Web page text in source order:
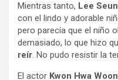
Mientras tanto, Lee
con el lindo y adorable
pero parecía que el niño
demasiado, lo que hizo
reír. No pudo resistir la
El actor Kwon Hwa Woon